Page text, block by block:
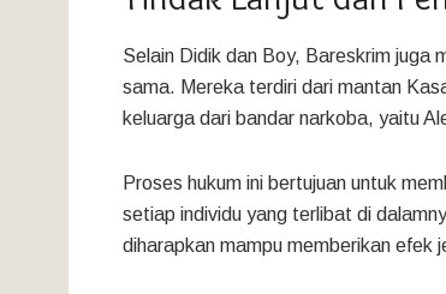
Selain Didik dan Boy, Bareskrim juga
sama. Mereka terdiri dari mantan
keluarga dari bandar narkoba, yaitu
Proses hukum ini bertujuan untuk
setiap individu yang terlibat di
diharapkan mampu memberikan efek